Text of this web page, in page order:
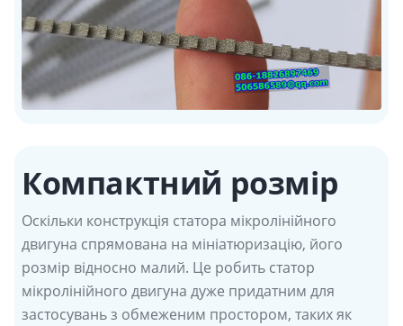
Компактний розмір
Оскільки конструкція статора мікролінійного
двигуна спрямована на мініатюризацію, його
розмір відносно малий. Це робить статор
мікролінійного двигуна дуже придатним для
застосувань з обмеженим простором, таких як